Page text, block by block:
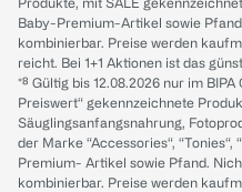
Baby-Premium-Artikel sowie
kombinierbar. Preise werden
reicht. Bei 1+1 Aktionen ist das
*⁸ Gültig bis 12.08.2026 nur im
Preiswert“ gekennzeichnete
Säuglingsanfangsnahrung,
der Marke “Accessories“,
Premium- Artikel sowie Pfand.
kombinierbar. Preise werden